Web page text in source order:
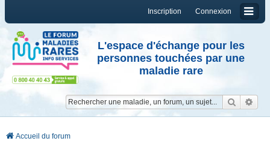
Connexion
Inscription
L'espace d'échange pour les
personnes touchées par une
maladie rare
Accueil du forum